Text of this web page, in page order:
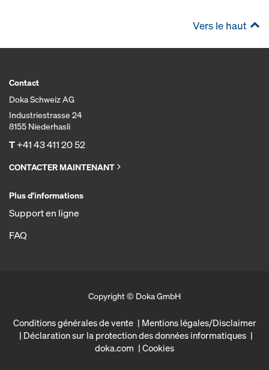
Vers le haut
Contact
Doka Schweiz AG
Industriestrasse 24
8155 Niederhasli
T+41 43 411 20 52
CONTACTER MAINTENANT
Plus d'informations
Support en ligne
FAQ
Copyright © Doka GmbH
Conditions générales de vente
Mentions légales/Disclaimer
Déclaration sur la protection des données informatiques
doka.com
Cookies